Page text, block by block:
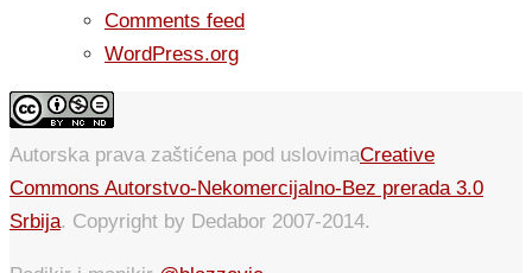
Comments feed
WordPress.org
Autorska prava zaštićena pod uslovimaCreative
Commons Autorstvo-Nekomercijalno-Bez prerada 3.0
Srbija. Copyright by Dedabor 2007-2014.